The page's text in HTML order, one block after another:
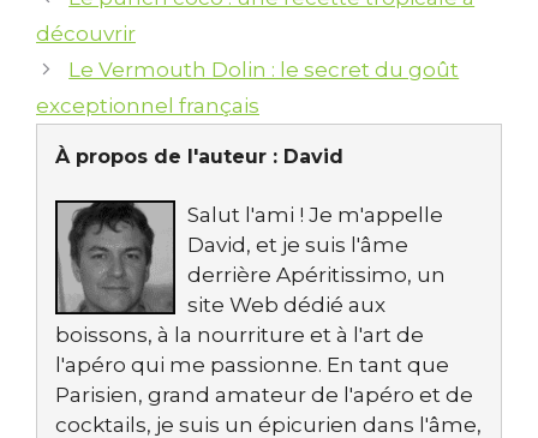
découvrir
Le Vermouth Dolin : le secret du goût
exceptionnel français
À propos de l'auteur : David
Salut l'ami ! Je m'appelle
David, et je suis l'âme
derrière Apéritissimo, un
site Web dédié aux
boissons, à la nourriture et à l'art de
l'apéro qui me passionne. En tant que
Parisien, grand amateur de l'apéro et de
cocktails, je suis un épicurien dans l'âme,